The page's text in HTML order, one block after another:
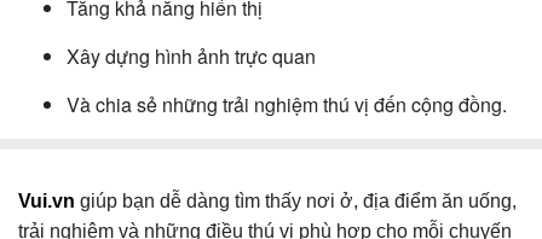
Tăng khả năng hiển thị
Xây dựng hình ảnh trực quan
Và chia sẻ những trải nghiệm thú vị đến cộng đồng.
Vui.vn giúp bạn dễ dàng tìm thấy nơi ở, địa điểm ăn uống,
trải nghiệm và những điều thú vị phù hợp cho mỗi chuyến